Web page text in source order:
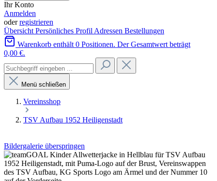
Ihr Konto
Anmelden
oderregistrieren
Übersicht Persönliches Profil Adressen Bestellungen
Warenkorb enthält 0 Positionen. Der Gesamtwert beträgt
0,00 €.
Menü schließen
Vereinsshop
TSV Aufbau 1952 Heiligenstadt
Bildergalerie überspringen